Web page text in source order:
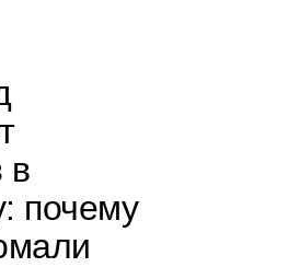
в
почему